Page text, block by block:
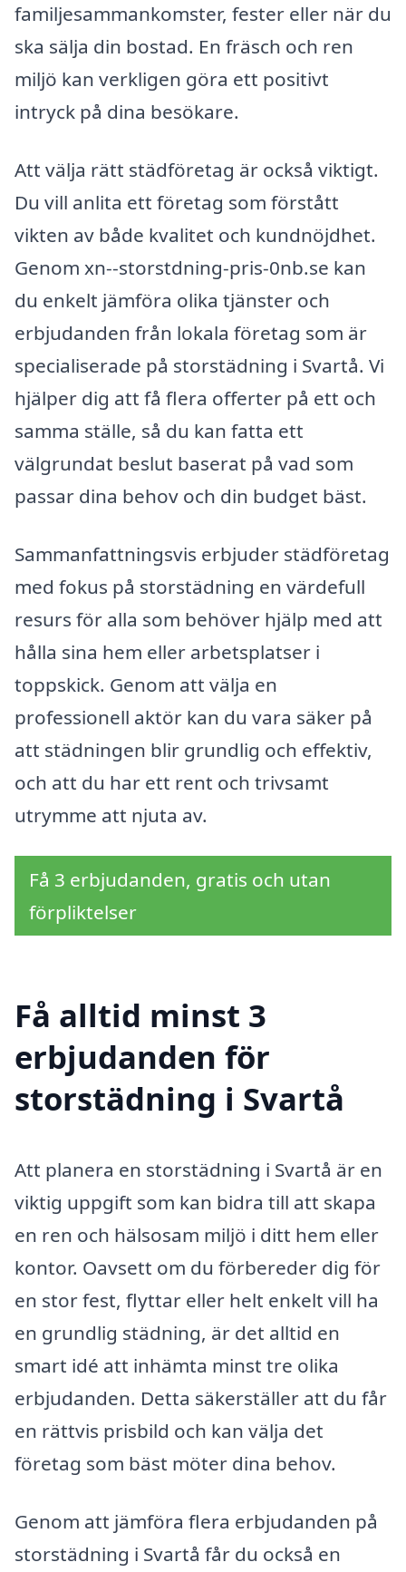
familjesammankomster, fester eller när du
ska sälja din bostad. En fräsch och ren
miljö kan verkligen göra ett positivt
intryck på dina besökare.
Att välja rätt städföretag är också viktigt.
Du vill anlita ett företag som förstått
vikten av både kvalitet och kundnöjdhet.
Genom xn--storstdning-pris-0nb.se kan
du enkelt jämföra olika tjänster och
erbjudanden från lokala företag som är
specialiserade på storstädning i Svartå. Vi
hjälper dig att få flera offerter på ett och
samma ställe, så du kan fatta ett
välgrundat beslut baserat på vad som
passar dina behov och din budget bäst.
Sammanfattningsvis erbjuder städföretag
med fokus på storstädning en värdefull
resurs för alla som behöver hjälp med att
hålla sina hem eller arbetsplatser i
toppskick. Genom att välja en
professionell aktör kan du vara säker på
att städningen blir grundlig och effektiv,
och att du har ett rent och trivsamt
utrymme att njuta av.
Få 3 erbjudanden, gratis och utan
förpliktelser
Få alltid minst 3
erbjudanden för
storstädning i Svartå
Att planera en storstädning i Svartå är en
viktig uppgift som kan bidra till att skapa
en ren och hälsosam miljö i ditt hem eller
kontor. Oavsett om du förbereder dig för
en stor fest, flyttar eller helt enkelt vill ha
en grundlig städning, är det alltid en
smart idé att inhämta minst tre olika
erbjudanden. Detta säkerställer att du får
en rättvis prisbild och kan välja det
företag som bäst möter dina behov.
Genom att jämföra flera erbjudanden på
storstädning i Svartå får du också en